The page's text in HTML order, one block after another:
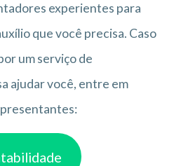
experientes para
que você precisa. Caso
um serviço de
ajudar você, entre em